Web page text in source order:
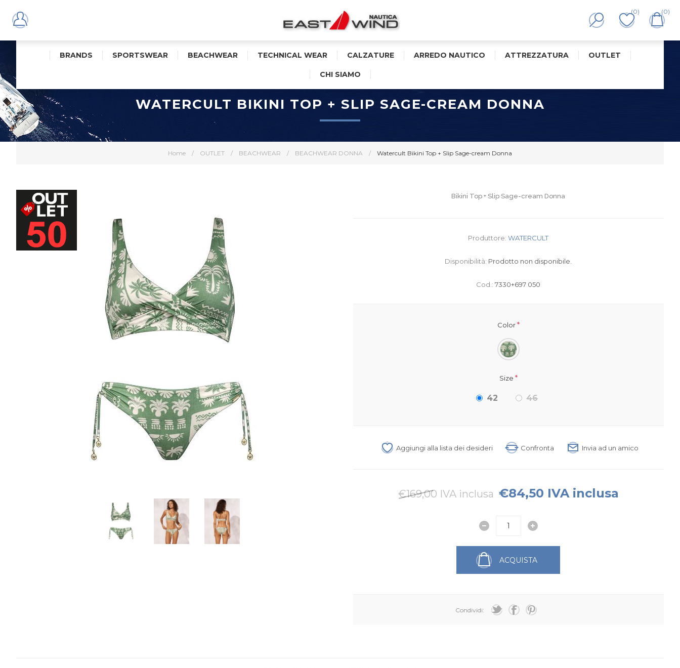
(0) (0)
BRANDS SPORTSWEAR BEACHWEAR TECHNICAL WEAR CALZATURE ARREDO NAUTICO ATTREZZATURA OUTLET
CHI SIAMO
Home / OUTLET / BEACHWEAR / BEACHWEAR DONNA / Watercult Bikini Top + Slip Sage-cream Donna
WATERCULT BIKINI TOP + SLIP SAGE-CREAM DONNA
Bikini Top + Slip Sage-cream Donna
Produttore: WATERCULT
Disponibilità: Prodotto non disponibile.
Cod.: 7330+697 050
Color*
Size *
42 46
Aggiungi alla lista dei desideri Confronta Invia ad un amico
€169,00 IVA inclusa €84,50 IVA inclusa
ACQUISTA
Condividi: